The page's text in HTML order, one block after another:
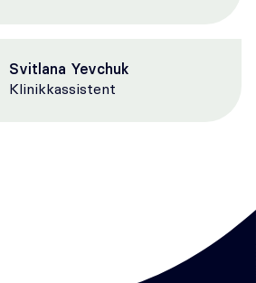
Svitlana Yevchuk
Klinikkassistent